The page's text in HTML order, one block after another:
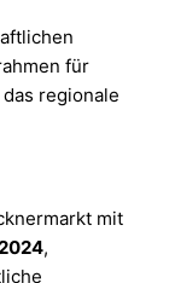
für
regionale
mit
,